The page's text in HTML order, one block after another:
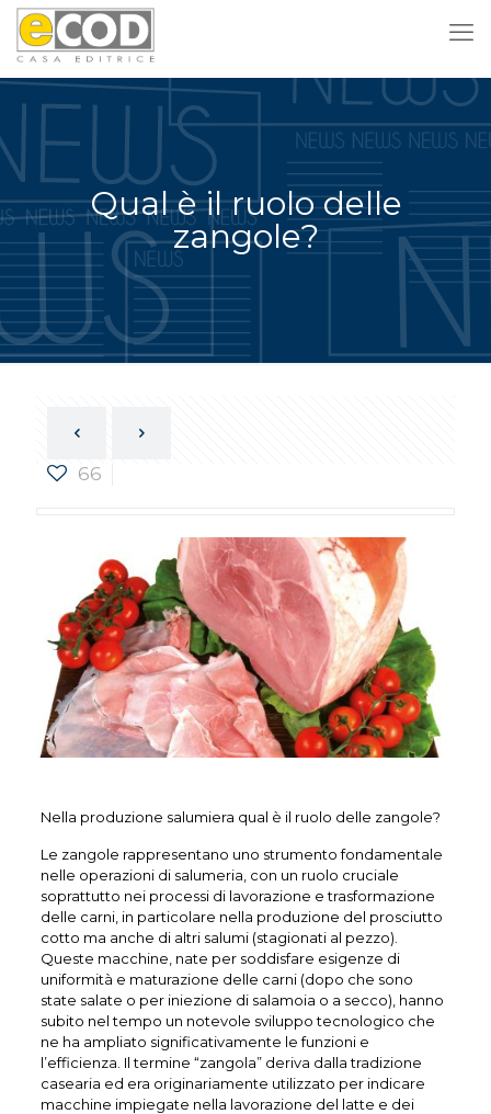
Qual è il ruolo delle
zangole?
66
Nella produzione salumiera qual è il ruolo delle zangole?
Le zangole rappresentano uno strumento fondamentale
nelle operazioni di salumeria, con un ruolo cruciale
soprattutto nei processi di lavorazione e trasformazione
delle carni, in particolare nella produzione del prosciutto
cotto ma anche di altri salumi (stagionati al pezzo).
Queste macchine, nate per soddisfare esigenze di
uniformità e maturazione delle carni (dopo che sono
state salate o per iniezione di salamoia o a secco), hanno
subito nel tempo un notevole sviluppo tecnologico che
ne ha ampliato significativamente le funzioni e
l’efficienza. Il termine “zangola” deriva dalla tradizione
casearia ed era originariamente utilizzato per indicare
macchine impiegate nella lavorazione del latte e dei